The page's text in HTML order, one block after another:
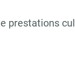
prestations